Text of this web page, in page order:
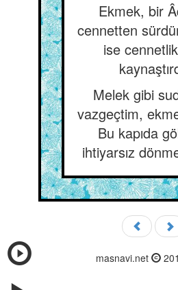
Ekmek, bir
cennetten
ise
Melek gibi
vazgeçtim,
Bu kapıda
ihtiyarsız
masnavi.net